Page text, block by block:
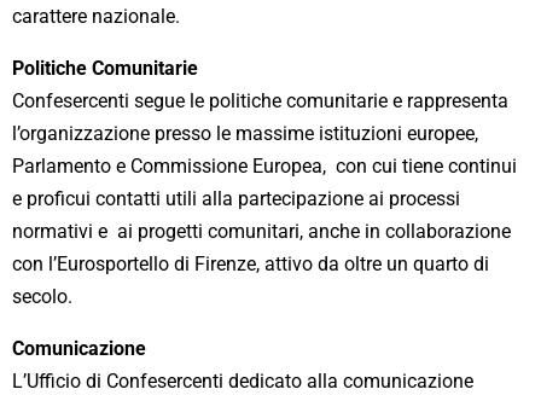
carattere nazionale.
Politiche Comunitarie
Confesercenti segue le politiche comunitarie e rappresenta
l’organizzazione presso le massime istituzioni europee,
Parlamento e Commissione Europea, con cui tiene continui
e proficui contatti utili alla partecipazione ai processi
normativi e ai progetti comunitari, anche in collaborazione
con l’Eurosportello di Firenze, attivo da oltre un quarto di
secolo.
Comunicazione
L’Ufficio di Confesercenti dedicato alla comunicazione